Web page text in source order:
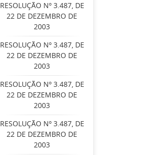
RESOLUÇÃO Nº 3.487, DE
22 DE DEZEMBRO DE
2003
RESOLUÇÃO Nº 3.487, DE
22 DE DEZEMBRO DE
2003
RESOLUÇÃO Nº 3.487, DE
22 DE DEZEMBRO DE
2003
RESOLUÇÃO Nº 3.487, DE
22 DE DEZEMBRO DE
2003